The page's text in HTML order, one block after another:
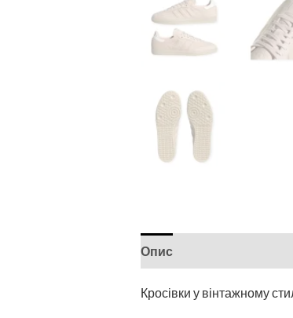
Опис
Кросівки у вінтажному